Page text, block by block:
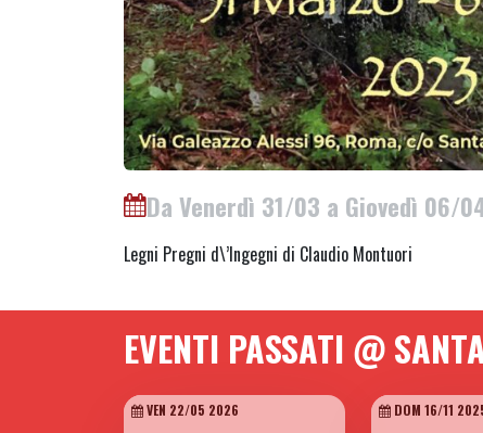
Da Venerdì 31/03 a Giovedì 06/
Legni Pregni d\’Ingegni di Claudio Montuori
EVENTI PASSATI @
VEN 22/05 2026 DOM 16/11